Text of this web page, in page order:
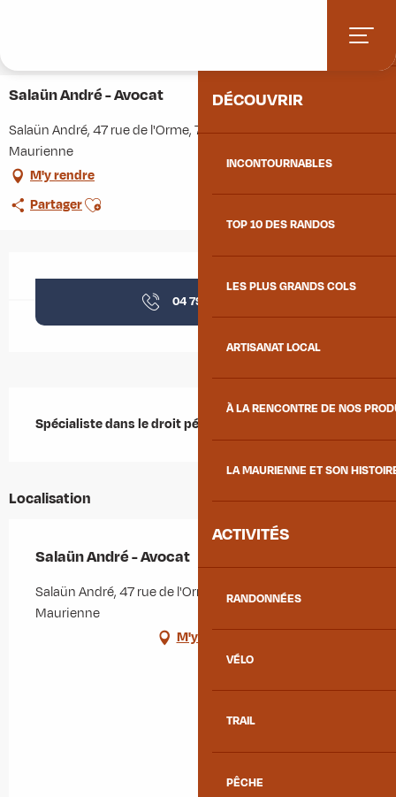
principal
DÉCOUVRIR
INCONTOURNABLES
TOP 10 DES RANDOS
LES PLUS GRANDS COLS
ARTISANAT LOCAL
À LA RENCONTRE DE NOS
LA MAURIENNE ET SON
ACTIVITÉS
RANDONNÉES
VÉLO
TRAIL
PÊCHE
Salaün André - Avocat
Salaün André, 47 rue de l'Orme, 73300 Saint-Jean-de-
Maurienne
M'y rendre
PartagerAjouter aux favoris
04 79 64 11
Spécialiste dans le droit pénal et le droit immobilier
Localisation
Salaün André - Avocat
Salaün André, 47 rue de l'Orme, 73300 Saint-Jean-de-
Maurienne
M'y rendre